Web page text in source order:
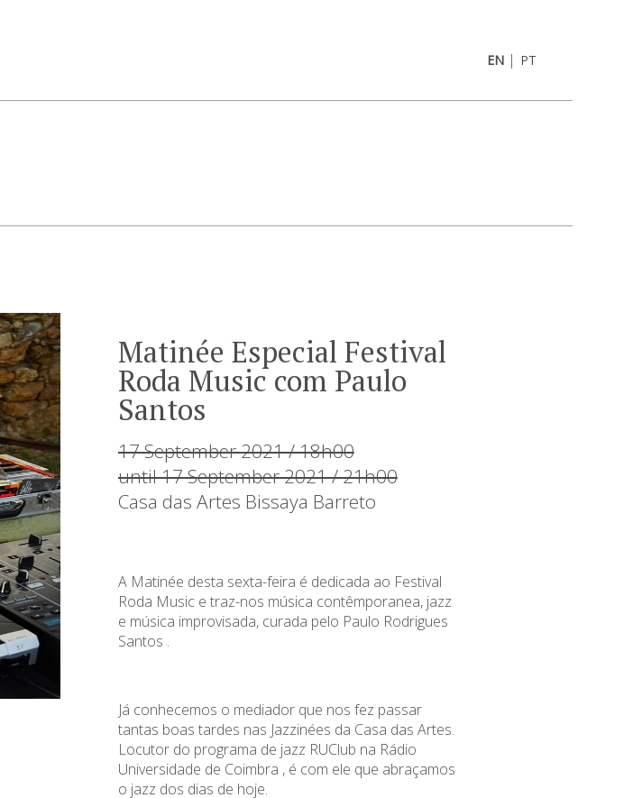
EN| PT
Matinée Especial Festival
Roda Music com Paulo
Santos
17 September 2021 / 18h00
until 17 September 2021 / 21h00
Casa das Artes Bissaya Barreto
A Matinée desta sexta-feira é dedicada ao Festival
Roda Music e traz-nos música contêmporanea, jazz
e música improvisada, curada pelo Paulo Rodrigues
Santos .
Já conhecemos o mediador que nos fez passar
tantas boas tardes nas Jazzinées da Casa das Artes.
Locutor do programa de jazz RUClub na Rádio
Universidade de Coimbra , é com ele que abraçamos
o jazz dos dias de hoje.